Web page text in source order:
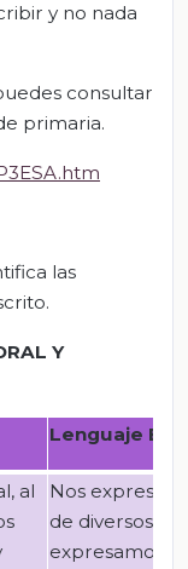
y no nada
consultar
primaria.
las
Y
Lenguaje
al
Nos
de diversos
expresamos a